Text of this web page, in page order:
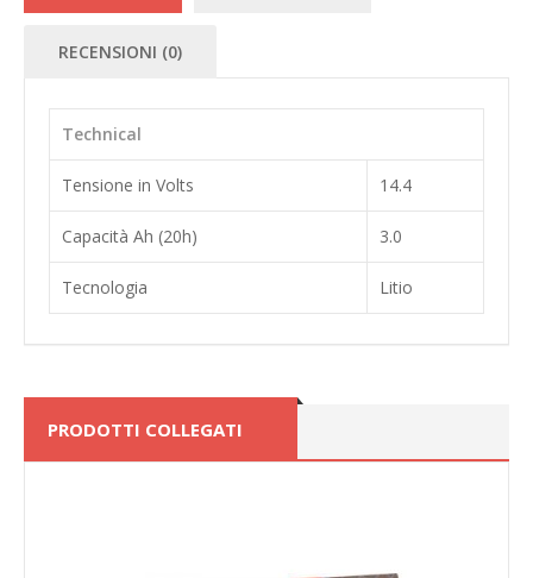
RECENSIONI (0)
Technical
Tensione in Volts 14.4
Capacità Ah (20h) 3.0
Tecnologia Litio
PRODOTTI COLLEGATI